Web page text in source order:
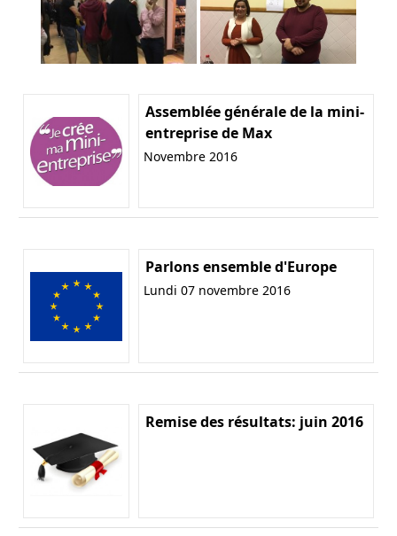
Assemblée générale de la mini-
entreprise de Max
Novembre 2016
Parlons ensemble d'Europe
Lundi 07 novembre 2016
Remise des résultats: juin 2016